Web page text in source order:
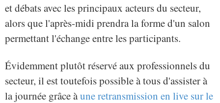
et débats avec les principaux acteurs du secteur,
alors que l'après-midi prendra la forme d'un salon
permettant l'échange entre les participants.
Évidemment plutôt réservé aux professionnels du
secteur, il est toutefois possible à tous d'assister à
la journée grâce àune retransmission en live sur le